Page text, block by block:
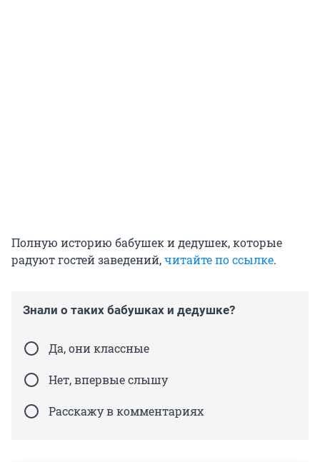
Полную историю бабушек и дедушек, которые
радуют гостей заведений,читайте по ссылке.
Знали о таких бабушках и дедушке?
Да, они классные
Нет, впервые слышу
Расскажу в комментариях